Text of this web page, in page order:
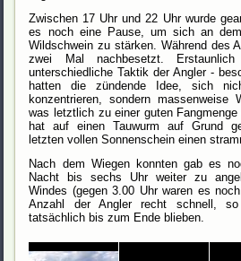
Zwischen 17 Uhr und 22 Uhr wurde
es noch eine Pause, um sich an
Wildschwein zu stärken. Während des
zwei Mal nachbesetzt.
unterschiedliche Taktik der Angler -
hatten die zündende Idee, sich
konzentrieren, sondern massenweise
was letztlich zu einer guten
hat auf einen Tauwurm auf Grund
letzten vollen Sonnenschein einen
Nach dem Wiegen konnten gab es
Nacht bis sechs Uhr weiter zu
Windes (gegen 3.00 Uhr waren es
Anzahl der Angler recht schnell,
tatsächlich bis zum Ende blieben.